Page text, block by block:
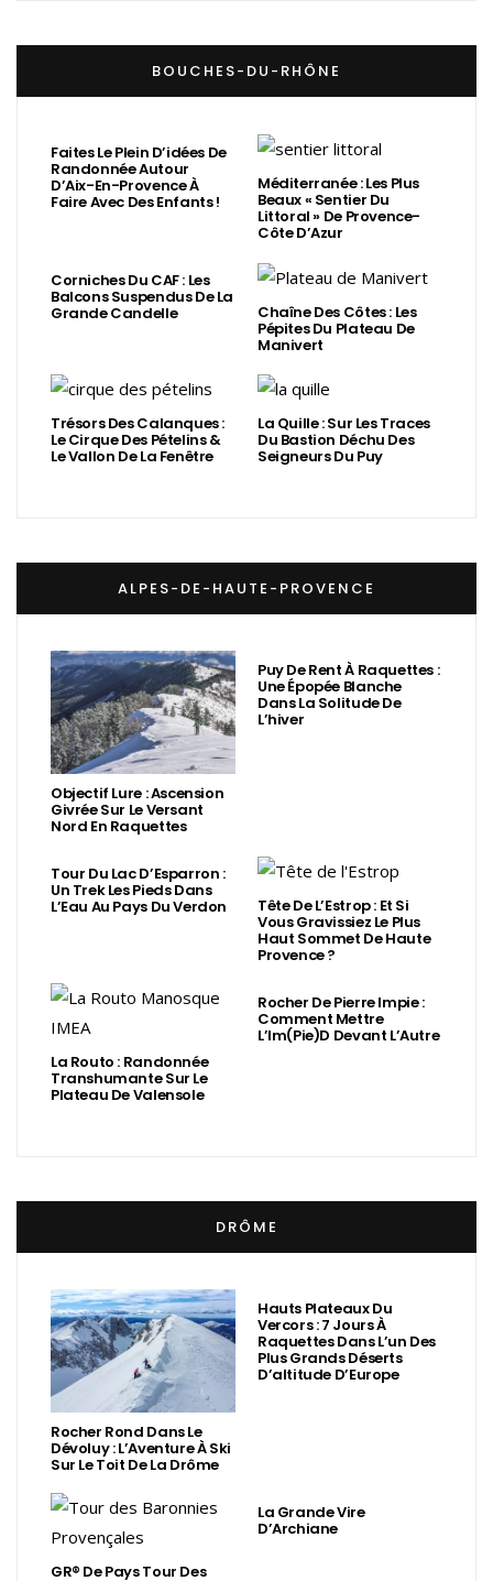
BOUCHES-DU-RHÔNE
Faites Le Plein D’idées De
Randonnée Autour
D’Aix-En-Provence À
Faire Avec Des Enfants !
Méditerranée : Les Plus
Beaux « Sentier Du
Littoral » De Provence-
Côte D’Azur
Corniches Du CAF : Les
Balcons Suspendus De La
Grande Candelle Chaîne Des Côtes : Les
Pépites Du Plateau De
Manivert
Trésors Des Calanques :
Le Cirque Des Pételins &
Le Vallon De La Fenêtre
La Quille : Sur Les Traces
Du Bastion Déchu Des
Seigneurs Du Puy
ALPES-DE-HAUTE-PROVENCE
Objectif Lure : Ascension
Givrée Sur Le Versant
Nord En Raquettes
Puy De Rent À Raquettes :
Une Épopée Blanche
Dans La Solitude De
L’hiver
Tour Du Lac D’Esparron :
Un Trek Les Pieds Dans
L’Eau Au Pays Du Verdon Tête De L’Estrop : Et Si
Vous Gravissiez Le Plus
Haut Sommet De Haute
Provence ?
La Routo : Randonnée
Transhumante Sur Le
Plateau De Valensole
Rocher De Pierre Impie :
Comment Mettre
L’Im(Pie)d Devant L’Autre
DRÔME
Rocher Rond Dans Le
Dévoluy : L’Aventure À Ski
Sur Le Toit De La Drôme
Hauts Plateaux Du
Vercors : 7 Jours À
Raquettes Dans L’un Des
Plus Grands Déserts
D’altitude D’Europe
GR® De Pays Tour Des
La Grande Vire
D’Archiane